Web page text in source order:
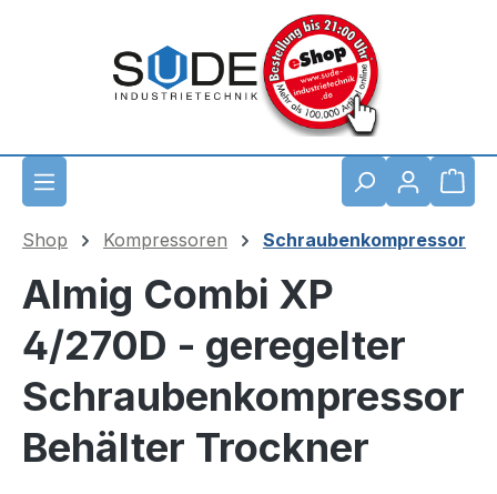
Shop Kompressoren Schraubenkompressor
Almig Combi XP
4/270D - geregelter
Schraubenkompressor
Behälter Trockner